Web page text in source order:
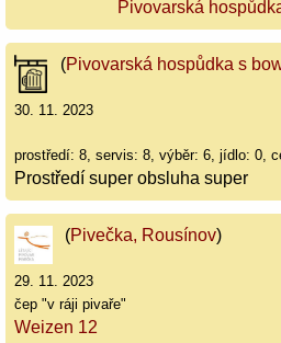
Pivovarská
(Pivovarská hospůdka s
30. 11. 2023
prostředí: 8, servis: 8, výběr: 6, jídlo: 0,
Prostředí super obsluha super
(Pivečka, Rousínov)
29. 11. 2023
čep "v ráji pivaře"
Weizen 12